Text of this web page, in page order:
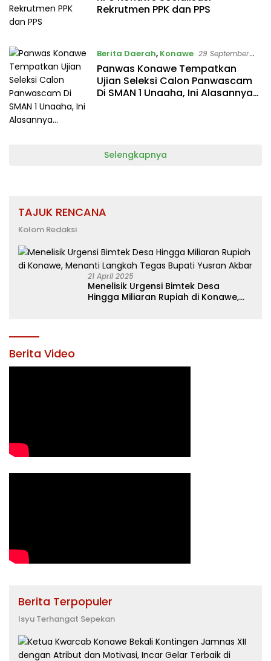
Rekrutmen PPK dan PPS
Berita Daerah, Konawe 29 September
2017
Panwas Konawe Tempatkan
Ujian Seleksi Calon Panwascam
Di SMAN 1 Unaaha, Ini Alasannya…
Selengkapnya
TAJUK RENCANA
Kolom Redaksi
21 April 2025
Menelisik Urgensi Bimtek Desa
Hingga Miliaran Rupiah di Konawe,
Berita Video
Berita Terpopuler
Isyu Terhangat Sepekan